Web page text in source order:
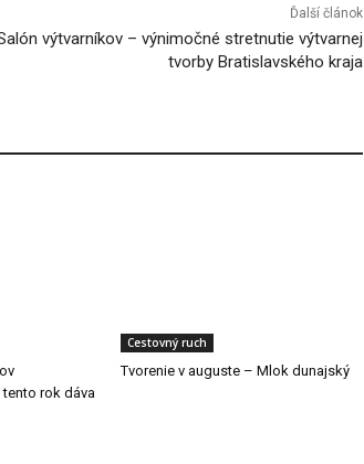
Ďalší článok
výtvarníkov – výnimočné stretnutie výtvarnej
tvorby Bratislavského kraja
rok dáva
Cestovný ruch
Tvorenie v auguste – Mlok dunajský